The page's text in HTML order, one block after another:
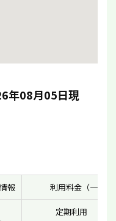
年08月05日現
報 利用料金（一般）
定期利用